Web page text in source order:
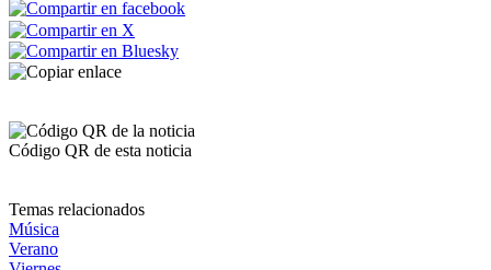
Código QR de esta noticia
Temas relacionados
Música
Verano